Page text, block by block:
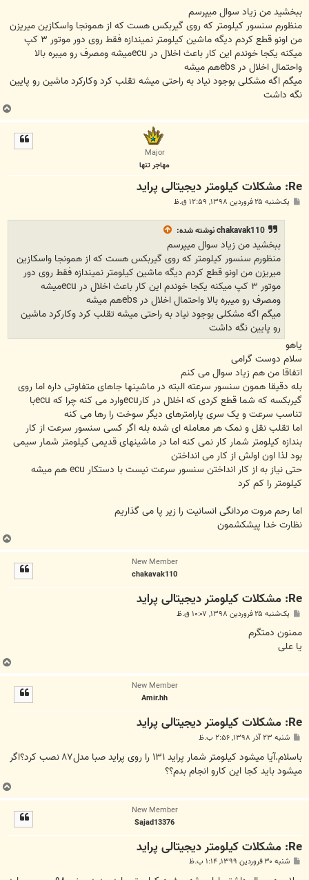
ت
ببخشید من زیاد سوال میپرسم
منظورم سنسور کیلومتر که روی گیربکس هست که از همونجا واسکازین میریزن
من اونو قطع کردم دیگه ماشین کیلومتر نمیندازه فقط روی دور موتور ۳ کپ
میکنه یکجا خوندم این کار باعث اخلال در ecuمیشه ومصرف رو میبره بالا
واحتمال اخلال در ebsهم میشه
میگم اگه مشکلی بوجود نیاد به راحتی میشه تقلب کرد وکارکرد ماشین رو پایین
نگه داشت
Major
مهاجر تنها
Re: مشکلات کیلومتر دیجیتالی پراید
یک‌شنبه ۲۵ فروردین ۱۳۹۸, ۱۲:۵۹ ق.ظ
chakavak110نوشته شده:
ببخشید من زیاد سوال میپرسم
منظورم سنسور کیلومتر که روی گیربکس هست که از همونجا واسکازین
میریزن من اونو قطع کردم دیگه ماشین کیلومتر نمیندازه فقط روی دور
موتور ۳ کپ میکنه یکجا خوندم این کار باعث اخلال در ecuمیشه
ومصرف رو میبره بالا واحتمال اخلال در ebsهم میشه
میگم اگه مشکلی بوجود نیاد به راحتی میشه تقلب کرد وکارکرد ماشین
رو پایین نگه داشت
یاهو
سلام دوست گرامی
اتفاقا من هم زیاد سوال می کنم
بله دقیقا همون سنسور سرعته البته در ماشینها جاهای متفاوتی داره اما روی
گیربکسه که شما قطع کردی که اخلال در کارecuوارد می کنه چرا که ecuبا
تناسب سرعت و یک سری پارامترهای دیگر سوخت را رها می کنه
اما تقلب نقل و نمک هر معامله ای شده بله اگر کسی سنسور سرعت از کار
بندازه کیلومتر شمار کار نمی کنه اما در ماشینهای قدیمی کیلومتر شمار سیمی
بود لذا اون اولش از کار می انداختن
حتی نیاز به از کار انداختن سنسور سرعت نیست با دستکار ecu هم میشه
کیلومتر را کم کرد
اما رحم مروت مردانگی انسانیت را زیر پا می گذاریم
نظارت خدا پیشکشمون
New Member
chakavak110
Re: مشکلات کیلومتر دیجیتالی پراید
ت
یک‌شنبه ۲۵ فروردین ۱۳۹۸, ۱۰:۰۷ ق.ظ
ممنون دمتگرم
یا علی
New Member
Amir.hh
Re: مشکلات کیلومتر دیجیتالی پراید
ت
شنبه ۲۳ آذر ۱۳۹۸, ۲:۵۶ ب.ظ
باسلام.آیا میشود کیلومتر شمار پراید ۱۳۱ را روی پراید صبا مدل۸۷ نصب کرد؟اگر
میشود باید کجا این کارو انجام بدم؟؟
New Member
Sajad13376
Re: مشکلات کیلومتر دیجیتالی پراید
شنبه ۳۰ فروردین ۱۳۹۹, ۱:۱۴ ب.ظ